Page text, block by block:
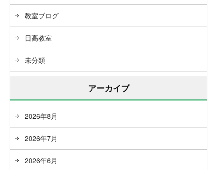
教室ブログ
日高教室
未分類
アーカイブ
2026年8月
2026年7月
2026年6月